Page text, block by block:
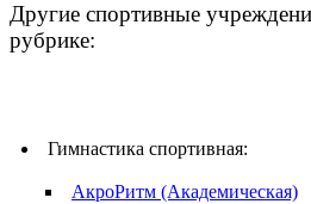
Другие спортивные
рубрике:
Гимнастика спортивная:
АкроРитм (Академическая)